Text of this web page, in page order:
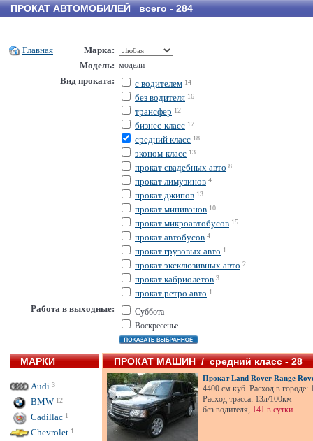
ПРОКАТ АВТОМОБИЛЕЙ всего - 284
Главная
Марка:
Модель: модели
Вид проката: с водителем 14
без водителя 16
трансфер 12
бизнес-класс 17
средний класс 18
эконом-класс 13
прокат свадебных авто 8
прокат лимузинов 4
прокат джипов 13
прокат минивэнов 10
прокат микроавтобусов 15
прокат автобусов 4
прокат грузовых авто 1
прокат эксклюзивных авто 2
прокат кабриолетов 3
прокат ретро авто 1
Работа в выходные:
Суббота
Воскресенье
МАРКИ
Audi 3
BMW 12
Cadillac 1
Chevrolet 1
ПРОКАТ МАШИН / средний класс - 28
Прокат Land Rover Range
4400 см.куб. Расход в городе:
Расход трасса: 13л/100км
без водителя, 141 в сутки